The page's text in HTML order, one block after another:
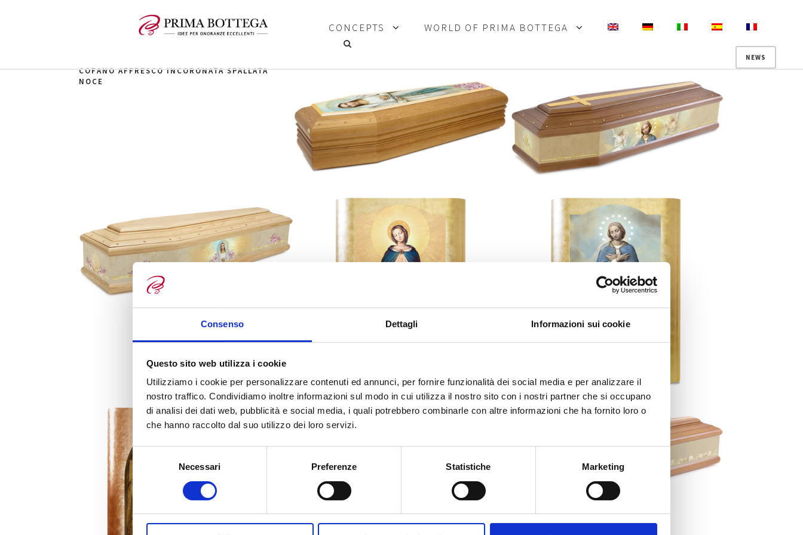
Consenso Dettagli Informazioni sui cookie
Questo sito web utilizza i cookie
Utilizziamo i cookie per personalizzare contenuti ed annunci, per fornire funzionalità dei social media e per analizzare il
nostro traffico. Condividiamo inoltre informazioni sul modo in cui utilizza il nostro sito con i nostri partner che si occupano
di analisi dei dati web, pubblicità e social media, i quali potrebbero combinarle con altre informazioni che ha fornito loro o
che hanno raccolto dal suo utilizzo dei loro servizi.
S
l
e
i
Necessari Preferenze Statistiche Marketing
CONCEPTS WORLD OF PRIMA BOTTEGA
NEWS
COFANO AFFRESCO INCORONATA SPALLATA
NOCE